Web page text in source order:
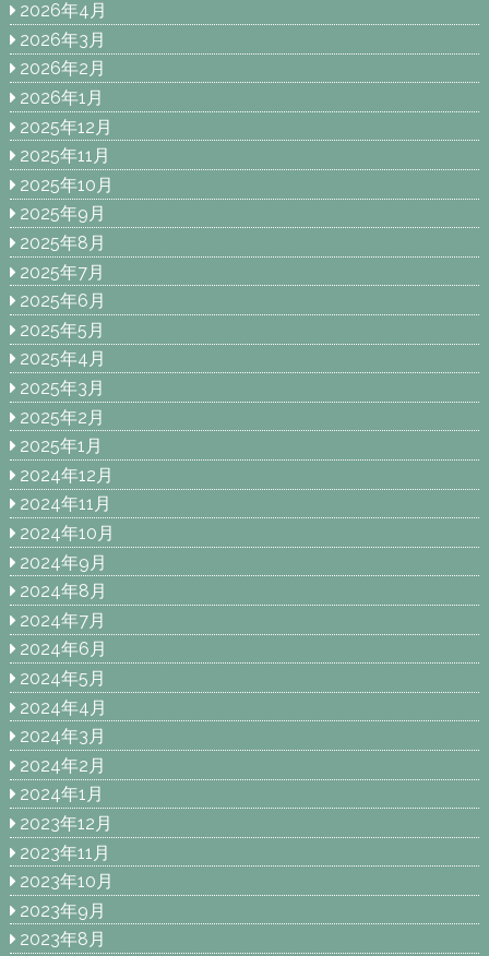
2026年4月
2026年3月
2026年2月
2026年1月
2025年12月
2025年11月
2025年10月
2025年9月
2025年8月
2025年7月
2025年6月
2025年5月
2025年4月
2025年3月
2025年2月
2025年1月
2024年12月
2024年11月
2024年10月
2024年9月
2024年8月
2024年7月
2024年6月
2024年5月
2024年4月
2024年3月
2024年2月
2024年1月
2023年12月
2023年11月
2023年10月
2023年9月
2023年8月